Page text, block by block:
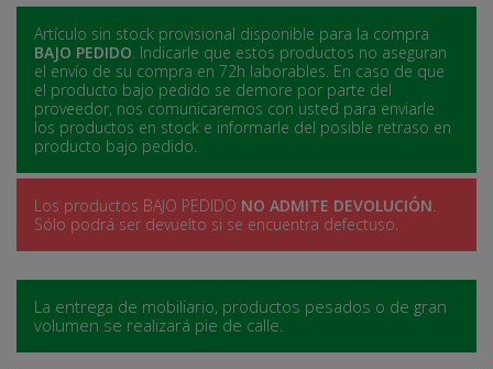
Artículo sin stock provisional disponible para la compra
BAJO PEDIDO. Indicarle que estos productos no aseguran
el envío de su compra en 72h laborables. En caso de que
el producto bajo pedido se demore por parte del
proveedor, nos comunicaremos con usted para enviarle
los productos en stock e informarle del posible retraso en
producto bajo pedido.
Los productos BAJO PEDIDO NO ADMITE DEVOLUCIÓN.
Sólo podrá ser devuelto si se encuentra defectuso.
La entrega de mobiliario, productos pesados o de gran
volumen se realizará pie de calle.